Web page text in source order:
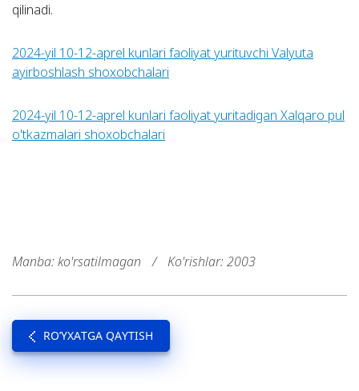
qilinadi.
2024-yil 10-12-aprel kunlari faoliyat yurituvchi Valyuta
ayirboshlash shoxobchalari
2024-yil 10-12-aprel kunlari faoliyat yuritadigan Xalqaro pul
o'tkazmalari shoxobchalari
Manba: ko'rsatilmagan / Ko'rishlar: 2003
RO’YXATGA QAYTISH